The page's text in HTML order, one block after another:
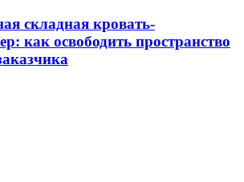
складная кровать-
как освободить пространство